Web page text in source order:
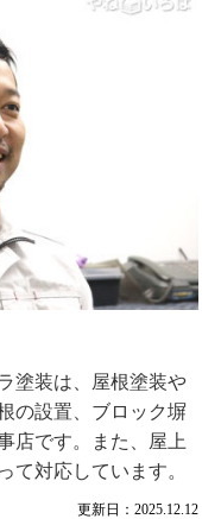
更新日：2025.12.12
塗装は、屋根塗装や
の設置、ブロック塀
店です。また、屋上
て対応しています。